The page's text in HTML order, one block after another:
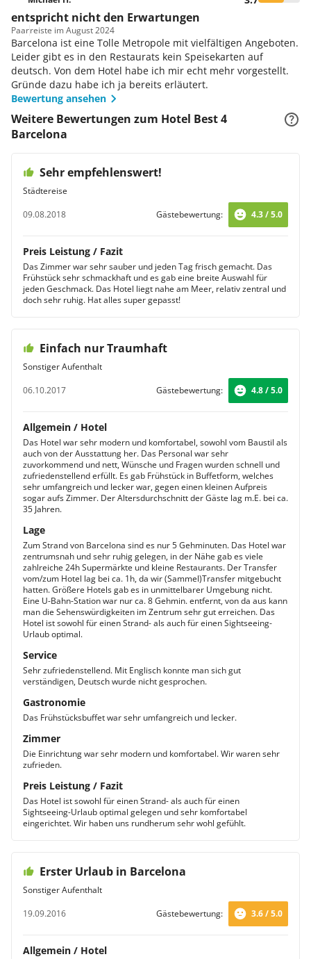
entspricht nicht den Erwartungen
Paarreiste im August 2024
Barcelona ist eine Tolle Metropole mit vielfältigen Angeboten.
Leider gibt es in den Restaurats kein Speisekarten auf
deutsch. Von dem Hotel habe ich mir echt mehr vorgestellt.
Gründe dazu habe ich ja bereits erläutert.
Bewertung ansehen
Weitere Bewertungen zum Hotel Best 4
Barcelona
Sehr empfehlenswert!
Städtereise
09.08.2018
Gästebewertung: 4.3 / 5.0
Preis Leistung / Fazit
Das Zimmer war sehr sauber und jeden Tag frisch gemacht. Das
Frühstück sehr schmackhaft und es gab eine breite Auswahl für
jeden Geschmack. Das Hotel liegt nahe am Meer, relativ zentral und
doch sehr ruhig. Hat alles super gepasst!
Einfach nur Traumhaft
Sonstiger Aufenthalt
06.10.2017
Gästebewertung: 4.8 / 5.0
Allgemein / Hotel
Das Hotel war sehr modern und komfortabel, sowohl vom Baustil als
auch von der Ausstattung her. Das Personal war sehr
zuvorkommend und nett, Wünsche und Fragen wurden schnell und
zufriedenstellend erfüllt. Es gab Frühstück in Buffetform, welches
sehr umfangreich und lecker war, gegen einen kleinen Aufpreis
sogar aufs Zimmer. Der Altersdurchschnitt der Gäste lag m.E. bei ca.
35 Jahren.
Lage
Zum Strand von Barcelona sind es nur 5 Gehminuten. Das Hotel war
zentrumsnah und sehr ruhig gelegen, in der Nähe gab es viele
zahlreiche 24h Supermärkte und kleine Restaurants. Der Transfer
vom/zum Hotel lag bei ca. 1h, da wir (Sammel)Transfer mitgebucht
hatten. Größere Hotels gab es in unmittelbarer Umgebung nicht.
Eine U-Bahn-Station war nur ca. 8 Gehmin. entfernt, von da aus kann
man die Sehenswürdigkeiten im Zentrum sehr gut erreichen. Das
Hotel ist sowohl für einen Strand- als auch für einen Sightseeing-
Urlaub optimal.
Service
Sehr zufriedenstellend. Mit Englisch konnte man sich gut
verständigen, Deutsch wurde nicht gesprochen.
Gastronomie
Das Frühstücksbuffet war sehr umfangreich und lecker.
Zimmer
Die Einrichtung war sehr modern und komfortabel. Wir waren sehr
zufrieden.
Preis Leistung / Fazit
Das Hotel ist sowohl für einen Strand- als auch für einen
Sightseeing-Urlaub optimal gelegen und sehr komfortabel
eingerichtet. Wir haben uns rundherum sehr wohl gefühlt.
Erster Urlaub in Barcelona
Sonstiger Aufenthalt
19.09.2016
Gästebewertung: 3.6 / 5.0
Allgemein / Hotel